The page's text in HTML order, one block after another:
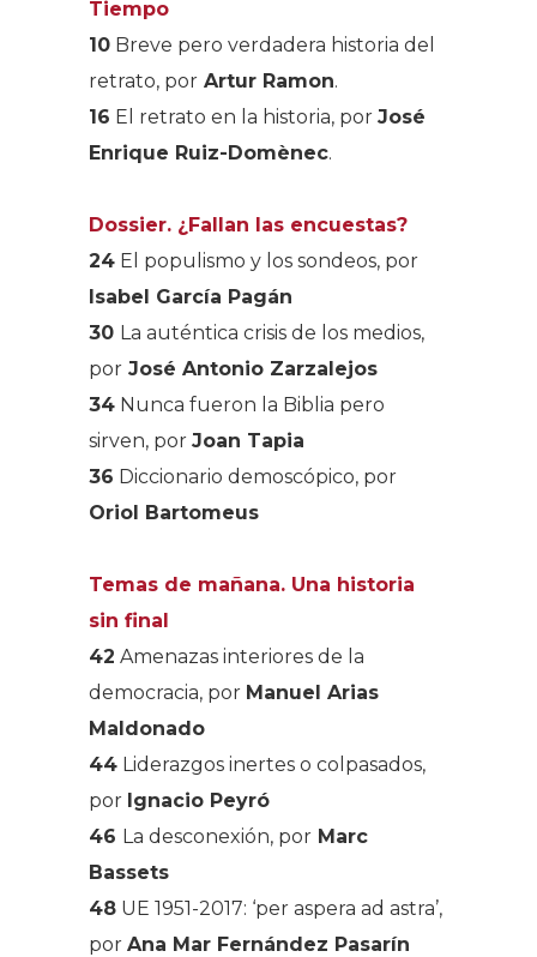
Tiempo
10 Breve pero verdadera historia del
retrato, por Artur Ramon.
16 El retrato en la historia, por José
Enrique Ruiz-Domènec.
Dossier. ¿Fallan las encuestas?
24 El populismo y los sondeos, por
Isabel García Pagán
30 La auténtica crisis de los medios,
por José Antonio Zarzalejos
34 Nunca fueron la Biblia pero
sirven, por Joan Tapia
36 Diccionario demoscópico, por
Oriol Bartomeus
Temas de mañana. Una historia
sin final
42 Amenazas interiores de la
democracia, por Manuel Arias
Maldonado
44 Liderazgos inertes o colpasados,
por Ignacio Peyró
46 La desconexión, por Marc
Bassets
48 UE 1951-2017: ‘per aspera ad astra’,
por Ana Mar Fernández Pasarín